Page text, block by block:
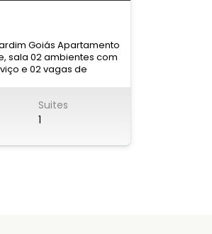
Goiás Apartamento
sala 02 ambientes com
e 02 vagas de
churrasqueira,
brinquedoteca, salão
espaço
Suites
1